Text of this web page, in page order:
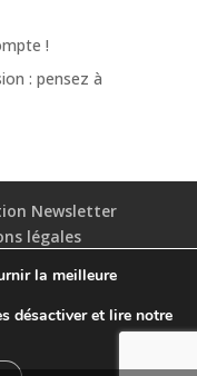
!
: pensez à
Newsletter
légales
conforme
la meilleure
désactiver et lire notre